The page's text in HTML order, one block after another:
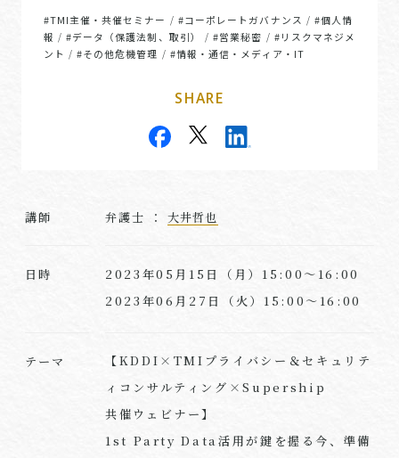
#TMI主催・共催セミナー / #コーポレートガバナンス /#個人情
報 / #データ（保護法制、取引） /#営業秘密 / #リスクマネジメ
ント / #その他危機管理 / #情報・通信・メディア・IT
SHARE
講師 弁護士 ： 大井哲也
日時
2023年05月15日（月）15:00～16:00
2023年06月27日（火）15:00～16:00
テーマ
【KDDI×TMIプライバシー＆セキュリテ
ィコンサルティング×Supership
共催ウェビナー】
1st Party Data活用が鍵を握る今、準備